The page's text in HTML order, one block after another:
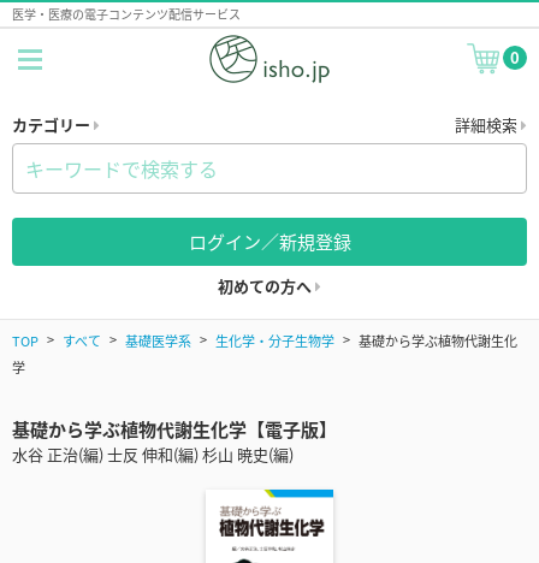
医学・医療の電子コンテンツ配信サービス
0
カテゴリー 詳細検索
ログイン／新規登録
初めての方へ
TOP すべて 基礎医学系 生化学・分子生物学
基礎から学ぶ植物代謝生化
学
基礎から学ぶ植物代謝生化学【電子版】
水谷 正治(編) 士反 伸和(編) 杉山 暁史(編)